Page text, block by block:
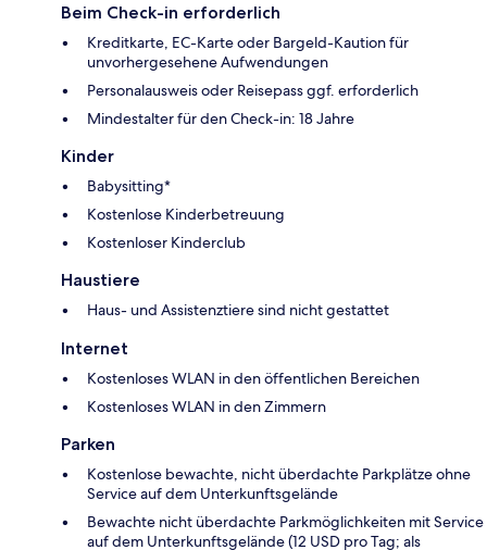
Beim Check-in erforderlich
Kreditkarte, EC-Karte oder Bargeld-Kaution für
unvorhergesehene Aufwendungen
Personalausweis oder Reisepass ggf. erforderlich
Mindestalter für den Check-in: 18 Jahre
Kinder
Babysitting*
Kostenlose Kinderbetreuung
Kostenloser Kinderclub
Haustiere
Haus- und Assistenztiere sind nicht gestattet
Internet
Kostenloses WLAN in den öffentlichen Bereichen
Kostenloses WLAN in den Zimmern
Parken
Kostenlose bewachte, nicht überdachte Parkplätze ohne
Service auf dem Unterkunftsgelände
Bewachte nicht überdachte Parkmöglichkeiten mit Service
auf dem Unterkunftsgelände (12 USD pro Tag; als